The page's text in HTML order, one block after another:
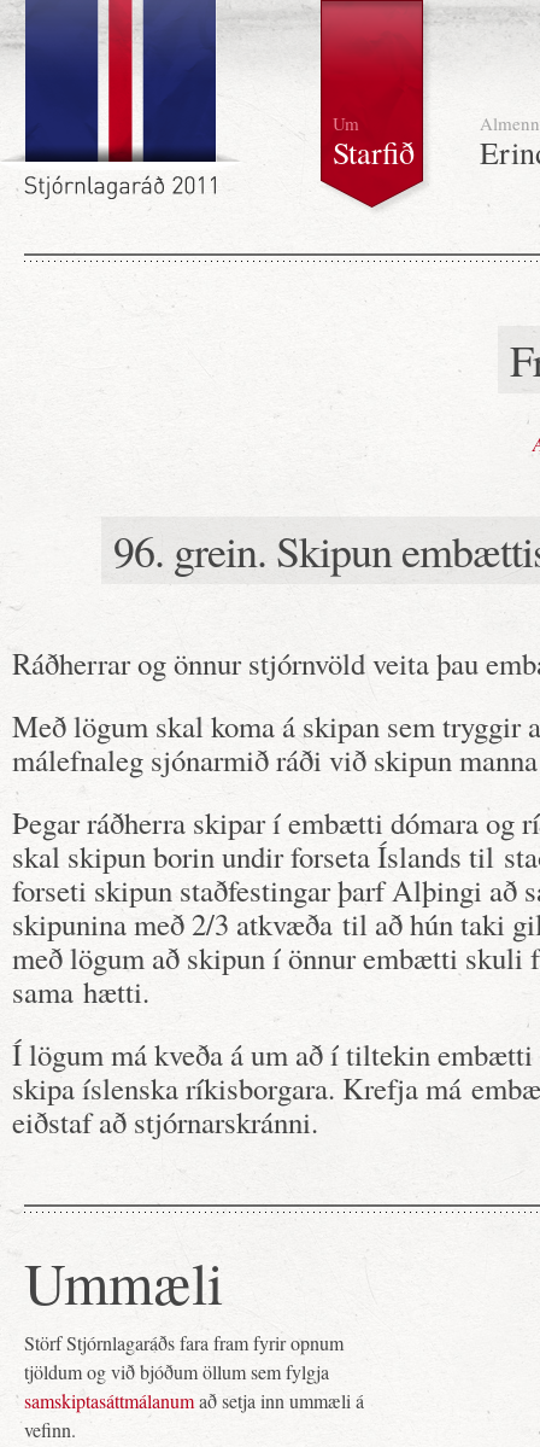
Um
Starfið
Almenn
96. grein. Skipun
Ráðherrar og önnur stjórnvöld veita þau
Með lögum skal koma á skipan sem tryggir
málefnaleg sjónarmið ráði við skipun
Þegar ráðherra skipar í embætti dómara og
skal skipun borin undir forseta Íslands til
forseti skipun staðfestingar þarf Alþingi að
skipunina með 2/3 atkvæða til að hún taki
með lögum að skipun í önnur embætti skuli
sama hætti.
Í lögum má kveða á um að í tiltekin
skipa íslenska ríkisborgara. Krefja má
eiðstaf að stjórnarskránni.
Ummæli
Störf Stjórnlagaráðs fara fram fyrir opnum
tjöldum og við bjóðum öllum sem fylgja
samskiptasáttmálanumað setja inn ummæli á
vefinn.